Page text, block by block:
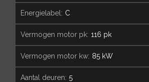
energielabel: C
vermogen motor pk: 116 pk
vermogen motor kw: 85 kW
aantal deuren: 5